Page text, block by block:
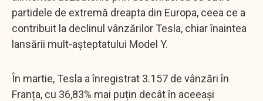
partidele de extremă dreapta din Europa, ceea ce a
contribuit la declinul vânzărilor Tesla, chiar înaintea
lansării mult-așteptatului Model Y.
În martie, Tesla a înregistrat 3.157 de vânzări în
Franța, cu 36,83% mai puțin decât în aceeași